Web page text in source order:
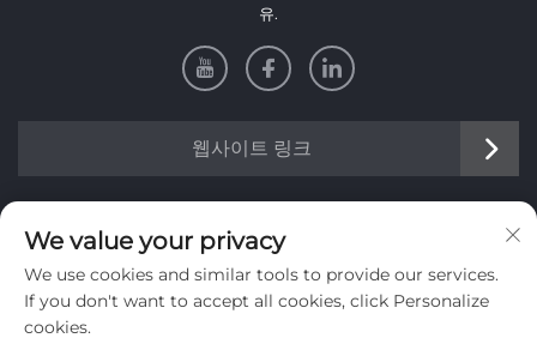
유.
웹사이트 링크
주간 뉴스레터를 받으려면 가입하세요
We value your privacy
We use cookies and similar tools to provide our services.
If you don't want to accept all cookies, click Personalize
cookies.